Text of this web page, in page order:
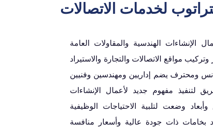
لخدمات الاتصالات
الهندسية والمقاولات العامة
وتركيب مواقع الاتصالات والتجارة والاستيراد
ومحترف يضم إداريين ومهندسين وفنيين
لتنفيذ مفهوم جديد لأعمال الإنشاءات
وضعت لتلبية الاحتياجات الوظيفية
بخامات ذات جودة عالية وأسعار منافسة